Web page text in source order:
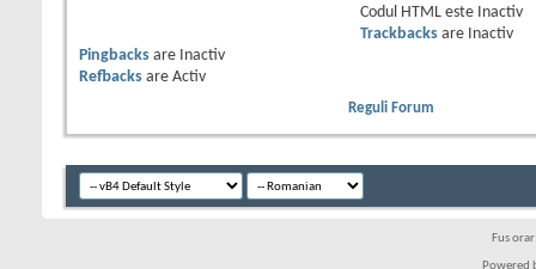
Codul HTML este
Inactiv
Trackbacksare
Inactiv
Pingbacks are
Inactiv
Refbacks are Activ
Reguli Forum
Fus
Powered